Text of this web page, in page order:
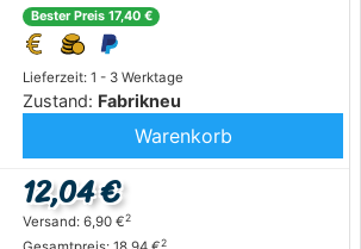
Lieferzeit: 1 - 3 Werktage
Zustand: Fabrikneu
Bester Preis 17,40 €
Warenkorb
12,04 €
Versand: 6,90 €2
2